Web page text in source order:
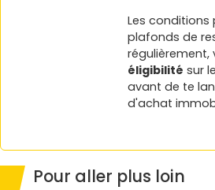
Les conditions
plafonds de
régulièrement,
éligibilité sur le
avant de te
d'achat
Pour aller plus loin